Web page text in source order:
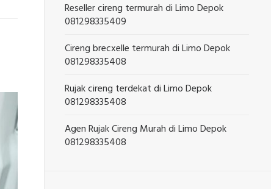
Reseller cireng termurah di Limo Depok
081298335409
Cireng brecxelle termurah di Limo Depok
081298335408
Rujak cireng terdekat di Limo Depok
081298335408
Agen Rujak Cireng Murah di Limo Depok
081298335408